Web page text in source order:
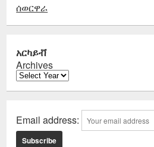
ሰወርዋራ
አርካይቭ
Archives
Email address: